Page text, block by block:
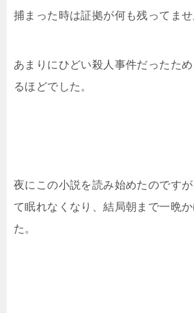
捕まった時は証拠が何も残ってませ
あまりにひどい殺人事件だったた
るほどでした。
夜にこの小説を読み始めたのです
て眠れなくなり、結局朝まで一晩
た。